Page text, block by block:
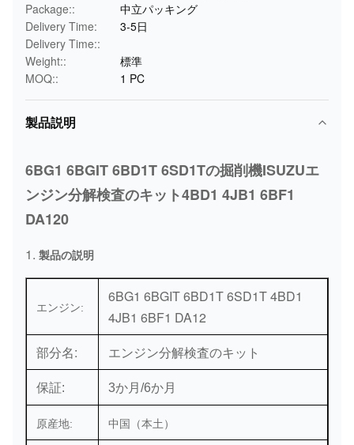
Package::
中立パッキング
Delivery Time:
Delivery Time::
3-5日
Weight::
標準
MOQ::
1 PC
製品説明
6BG1 6BGIT 6BD1T 6SD1Tの掘削機ISUZUエ
ンジン分解検査のキット4BD1 4JB1 6BF1
DA120
1. 製品の説明
エンジン:
6BG1 6BGIT 6BD1T 6SD1T 4BD1
4JB1 6BF1 DA12
部分名:
エンジン分解検査のキット
保証: 3か月/6か月
原産地: 中国（本土）